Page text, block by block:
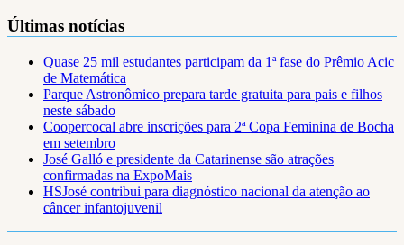
Últimas notícias
Quase 25 mil estudantes participam da 1ª fase do Prêmio Acic
de Matemática
Parque Astronômico prepara tarde gratuita para pais e filhos
neste sábado
Coopercocal abre inscrições para 2ª Copa Feminina de Bocha
em setembro
José Galló e presidente da Catarinense são atrações
confirmadas na ExpoMais
HSJosé contribui para diagnóstico nacional da atenção ao
câncer infantojuvenil